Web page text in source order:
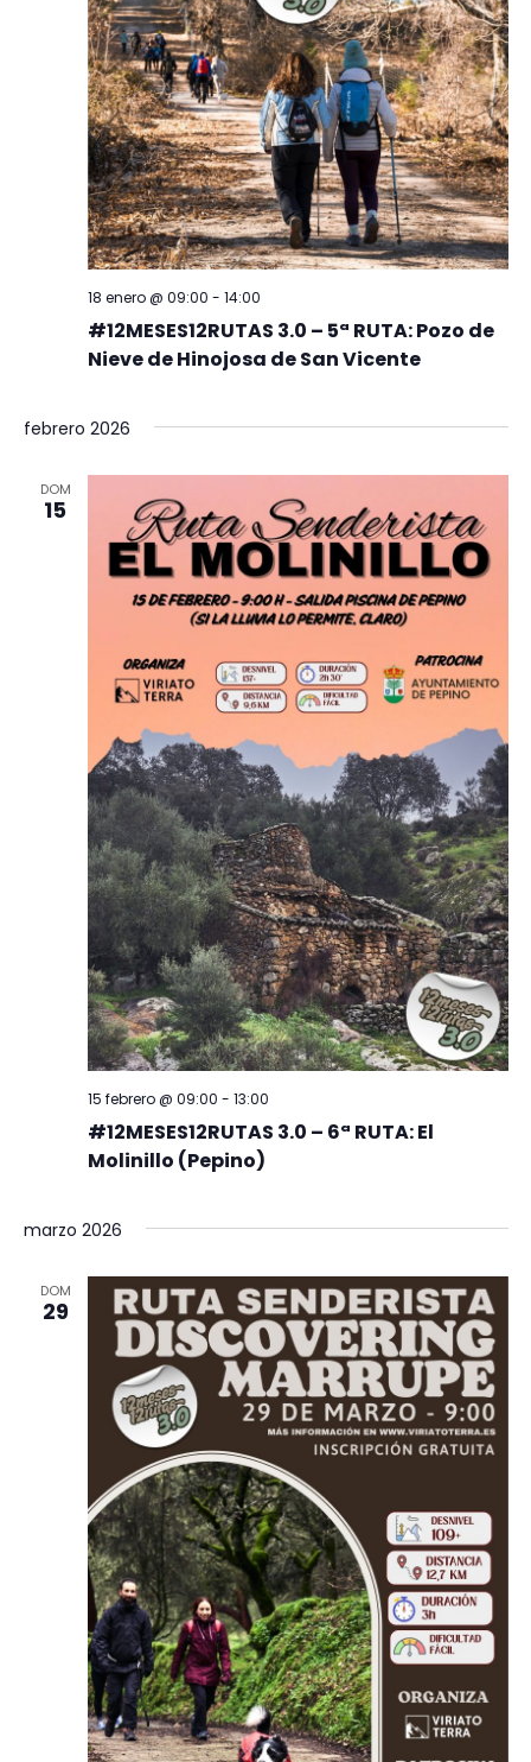
#12MESES12RUTAS 3.0 – 5ª RUTA: Pozo de
Nieve de Hinojosa de San Vicente
18 enero @ 09:00 - 14:00
febrero 2026
DOM
15
#12MESES12RUTAS 3.0 – 6ª RUTA: El
Molinillo (Pepino)
15 febrero @ 09:00 - 13:00
marzo 2026
DOM
29